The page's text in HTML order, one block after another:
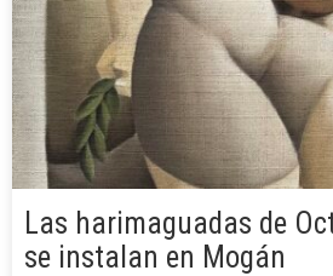
Las harimaguadas de
se instalan en Mogán